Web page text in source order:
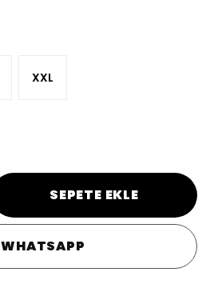
XXL
SEPETE EKLE
WHATSAPP